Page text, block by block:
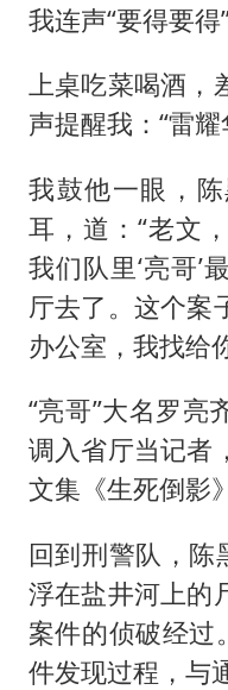
我连声“要得要得”
上桌吃菜喝酒，
声提醒我：“雷
我鼓他一眼，
耳，道：“老文
我们队里‘亮哥’
厅去了。这个案
办公室，我找给
“亮哥”大名罗亮
调入省厅当记者
文集《生死倒影
回到刑警队，陈
浮在盐井河上的
案件的侦破经过
件发现过程，与